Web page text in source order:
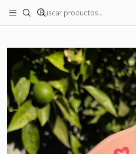
Inicio Tazas Taza Bom Bom Chicas